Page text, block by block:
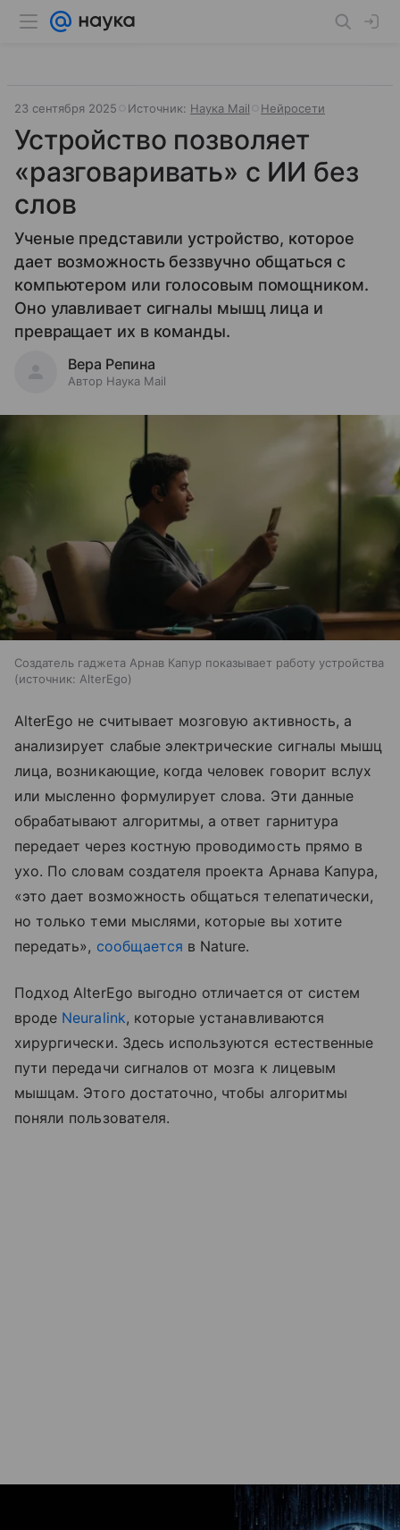
23 сентября 2025 Источник: Наука Mail Нейросети
Устройство позволяет
«разговаривать» с ИИ без
слов
Ученые представили устройство, которое
дает возможность беззвучно общаться с
компьютером или голосовым помощником.
Оно улавливает сигналы мышц лица и
превращает их в команды.
Вера Репина
Автор Наука Mail
Создатель гаджета Арнав Капур показывает работу устройства
источник: AlterEgo
AlterEgo не считывает мозговую активность, а
анализирует слабые электрические сигналы мышц
лица, возникающие, когда человек говорит вслух
или мысленно формулирует слова. Эти данные
обрабатывают алгоритмы, а ответ гарнитура
передает через костную проводимость прямо в
ухо. По словам создателя проекта Арнава Капура,
«это дает возможность общаться телепатически,
но только теми мыслями, которые вы хотите
передать», сообщается в Nature.
Подход AlterEgo выгодно отличается от систем
вроде Neuralink, которые устанавливаются
хирургически. Здесь используются естественные
пути передачи сигналов от мозга к лицевым
мышцам. Этого достаточно, чтобы алгоритмы
поняли пользователя.